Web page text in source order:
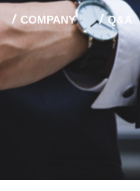
COMPANY Q&A